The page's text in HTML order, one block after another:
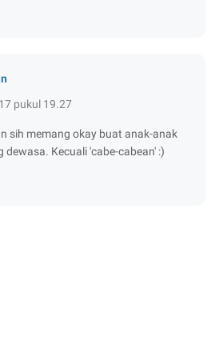
pukul 19.27
sih memang okay buat anak-anak
dewasa. Kecuali 'cabe-cabean' :)